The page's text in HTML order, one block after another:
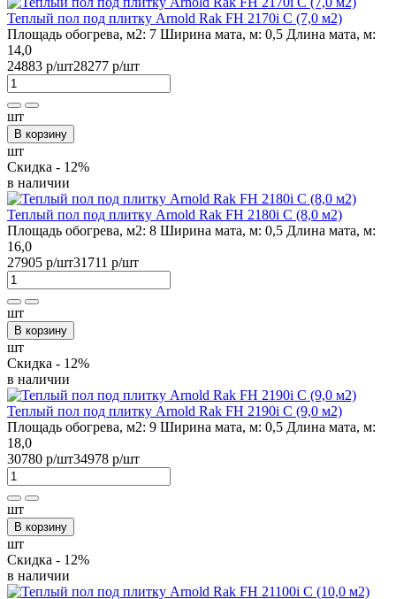
Теплый пол под плитку Arnold Rak FH 2170i С (7,0 м2)
Площадь обогрева, м2: 7 Ширина мата, м: 0,5 Длина мата, м:
14,0
24883 р/шт28277 р/шт
шт
В корзину
шт
Скидка - 12%
в наличии
Теплый пол под плитку Arnold Rak FH 2180i С (8,0 м2)
Площадь обогрева, м2: 8 Ширина мата, м: 0,5 Длина мата, м:
16,0
27905 р/шт31711 р/шт
шт
В корзину
шт
Скидка - 12%
в наличии
Теплый пол под плитку Arnold Rak FH 2190i С (9,0 м2)
Площадь обогрева, м2: 9 Ширина мата, м: 0,5 Длина мата, м:
18,0
30780 р/шт34978 р/шт
шт
В корзину
шт
Скидка - 12%
в наличии